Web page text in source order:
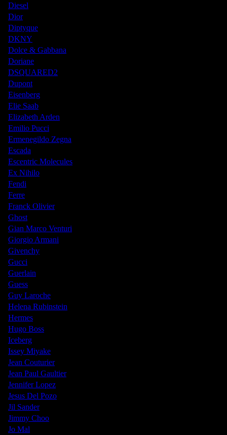
Diesel
Dior
Diptyque
DKNY
Dolce & Gabbana
Doriane
DSQUARED2
Dupont
Eisenberg
Elie Saab
Elizabeth Arden
Emilio Pucci
Ermenegildo Zegna
Escada
Escentric Molecules
Ex Nihilo
Fendi
Ferre
Franck Olivier
Ghost
Gian Marco Venturi
Giorgio Armani
Givenchy
Gucci
Guerlain
Guess
Guy Laroche
Helena Rubinstein
Hermes
Hugo Boss
Iceberg
Issey Miyake
Jean Couturier
Jean Paul Gaultier
Jennifer Lopez
Jesus Del Pozo
Jil Sander
Jimmy Choo
Jo Mal